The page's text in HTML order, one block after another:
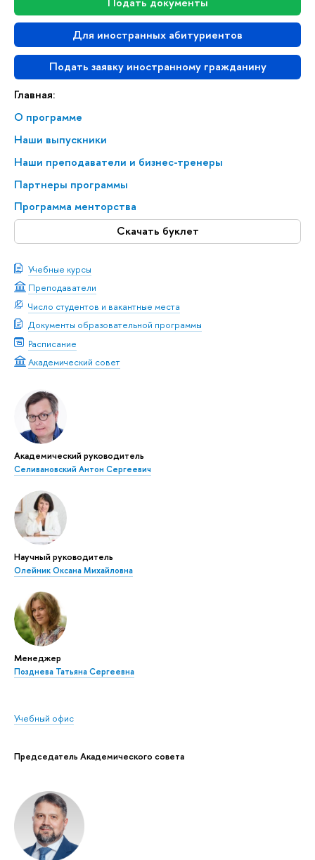
Для иностранных абитуриентов
Подать заявку иностранному гражданину
Главная:
О программе
Наши выпускники
Наши преподаватели и бизнес-тренеры
Партнеры программы
Программа менторства
Скачать буклет
Учебные курсы
Преподаватели
Число студентов и вакантные места
Документы образовательной программы
Расписание
Академический совет
Академический руководитель
Селивановский Антон Сергеевич
Научный руководитель
Олейник Оксана Михайловна
Менеджер
Позднева Татьяна Сергеевна
Учебный офис
Председатель Академического совета